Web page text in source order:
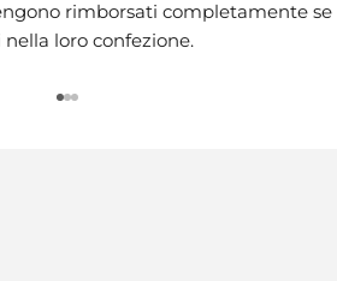
rimborsati completamente se
loro confezione.
Vai all'articolo 1
Vai all'articolo 2
Vai all'articolo 3